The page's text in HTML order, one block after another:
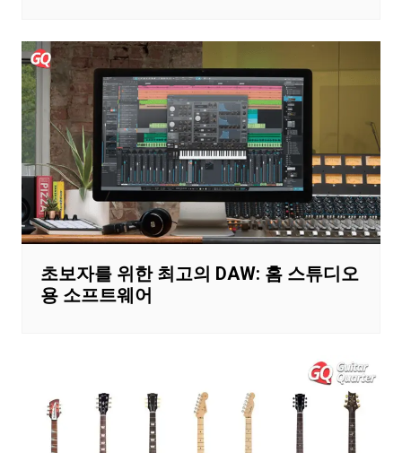
초보자를 위한 최고의 DAW: 홈 스튜디오
용 소프트웨어